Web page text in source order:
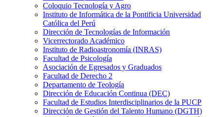
Coloquio Tecnología y Agro
Instituto de Informática de la Pontificia Universidad
Católica del Perú
Dirección de Tecnologías de Información
Vicerrectorado Académico
Instituto de Radioastronomía (INRAS)
Facultad de Psicología
Asociación de Egresados y Graduados
Facultad de Derecho 2
Departamento de Teología
Dirección de Educación Continua (DEC)
Facultad de Estudios Interdisciplinarios de la PUCP
Dirección de Gestión del Talento Humano (DGTH)